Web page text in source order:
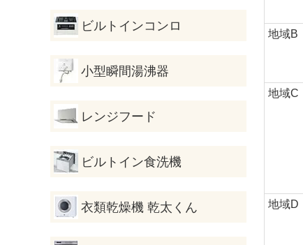
ビルトインコンロ
小型瞬間湯沸器
レンジフード
ビルトイン食洗機
衣類乾燥機 乾太くん
地域B
地域C
地域D